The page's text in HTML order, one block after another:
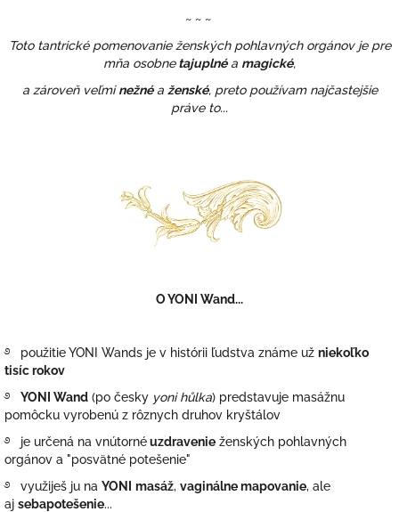
~ ~ ~
Toto tantrické pomenovanie ženských pohlavných orgánov je pre
mňa osobnetajuplnéa magické,
a zároveň veľminežnéa ženské, preto používam najčastejšie
práve to...
O YONI Wand...
࿔ použitie YONI Wands je v histórii ľudstva známe už niekoľko
tisíc rokov
࿔ YONI Wand (po česky yoni hůlka) predstavuje masážnu
pomôcku vyrobenú z rôznych druhov kryštálov
࿔ je určená na vnútornéuzdravenie ženských pohlavných
orgánov a "posvätné potešenie"
࿔ využiješ ju na YONI masáž, vaginálne mapovanie, ale
aj sebapotešenie...